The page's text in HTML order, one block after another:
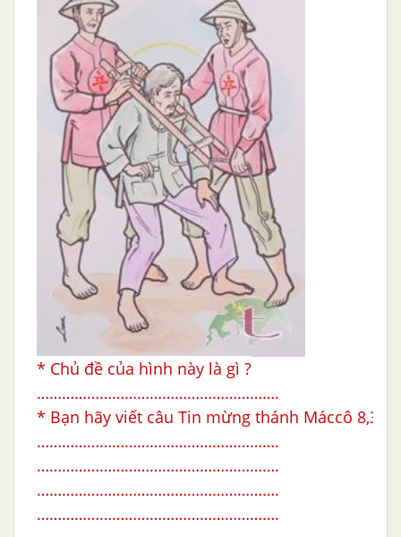
* Chủ đề của hình này là gì ?
………………………………………………….
* Bạn hãy viết câu Tin mừng thánh Máccô 8,34b
………………………………………………….
………………………………………………….
………………………………………………….
………………………………………………….